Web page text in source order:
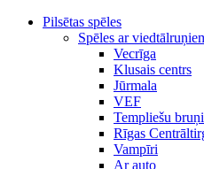
Pilsētas spēles
Spēles ar
Vecrīga
Klusais centrs
Jūrmala
VEF
Templiešu
Rīgas
Vampīri
Ar auto